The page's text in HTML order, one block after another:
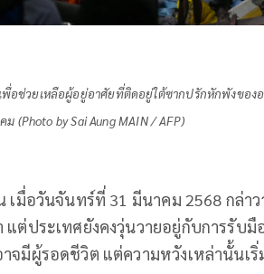
พื่อช่วยเหลือผู้อยู่อาศัยที่ติดอยู่ใต้ซากปรักหักพังของ
ม (Photo by Sai Aung MAIN / AFP)
เมื่อวันจันทร์ที่ 31 มีนาคม 2568 กล่
ต่ประเทศยังคงวุ่นวายอยู่กับการรับ
จมีผู้รอดชีวิต แต่ความหวังเหล่านั้นเ